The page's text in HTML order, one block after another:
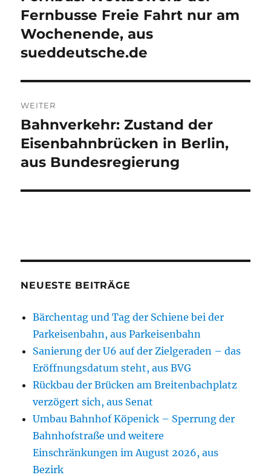
Beitrag:
Fernbusse Freie Fahrt nur am
Wochenende, aus
sueddeutsche.de
WEITER
Nächster
Beitrag:
Bahnverkehr: Zustand der
Eisenbahnbrücken in Berlin,
aus Bundesregierung
NEUESTE BEITRÄGE
Bärchentag und Tag der Schiene bei der
Parkeisenbahn, aus Parkeisenbahn
Sanierung der U6 auf der Zielgeraden – das
Eröffnungsdatum steht, aus BVG
Rückbau der Brücken am Breitenbachplatz
verzögert sich, aus Senat
Umbau Bahnhof Köpenick – Sperrung der
Bahnhofstraße und weitere
Einschränkungen im August 2026, aus
Bezirk